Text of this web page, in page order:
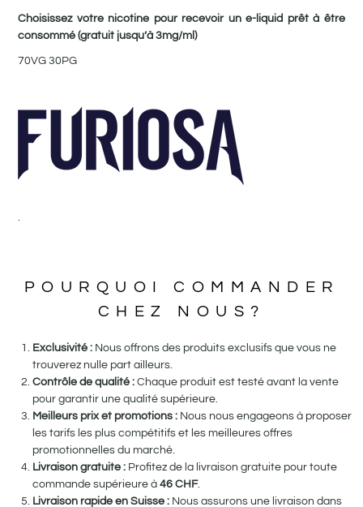
Choisissez votre nicotine pour recevoir un e-liquid prêt à être
consommé (gratuit jusqu’à 3mg/ml)
70VG 30PG
POURQUOI COMMANDER
CHEZ NOUS?
Exclusivité : Nous offrons des produits exclusifs que vous ne
trouverez nulle part ailleurs.
Contrôle de qualité : Chaque produit est testé avant la vente
pour garantir une qualité supérieure.
Meilleurs prix et promotions : Nous nous engageons à proposer
les tarifs les plus compétitifs et les meilleures offres
promotionnelles du marché.
Livraison gratuite : Profitez de la livraison gratuite pour toute
commande supérieure à 46 CHF.
Livraison rapide en Suisse : Nous assurons une livraison dans